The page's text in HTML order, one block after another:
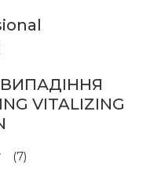
VITALIZING
(7)